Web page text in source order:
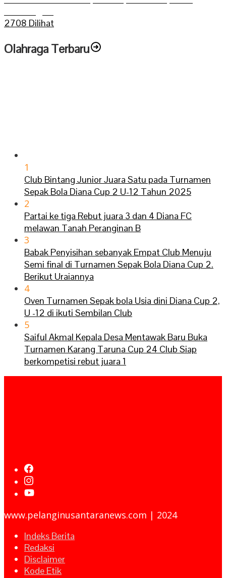
2708 Dilihat
Olahraga Terbaru
1
Club Bintang Junior Juara Satu pada Turnamen
Sepak Bola Diana Cup 2 U-12 Tahun 2025
2
Partai ke tiga Rebut juara 3 dan 4 Diana FC
melawan Tanah Peranginan B
3
Babak Penyisihan sebanyak Empat Club Menuju
Semi final di Turnamen Sepak Bola Diana Cup 2.
Berikut Uraiannya
4
Oven Turnamen Sepak bola Usia dini Diana Cup 2,
U -12 di ikuti Sembilan Club
5
Saiful Akmal Kepala Desa Mentawak Baru Buka
Turnamen Karang Taruna Cup 24 Club Siap
berkompetisi rebut juara 1
www.pelanginusantaranews.com | 2024
Indeks Berita
Redaksi
Disclaimer
Kode Etik